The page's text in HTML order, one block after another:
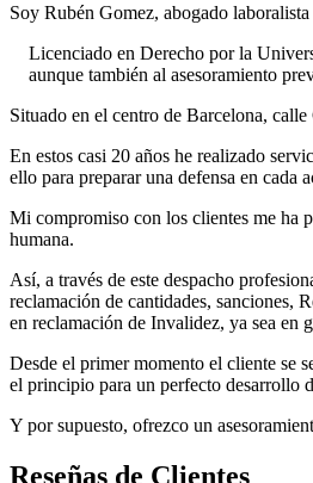
Soy Rubén Gomez, abogado
Licenciado en Derecho por la
aunque también al asesoramiento
Situado en el centro de Barcelona,
En estos casi 20 años he realizado
ello para preparar una defensa en cada
Mi compromiso con los clientes me ha
humana.
Así, a través de este despacho
reclamación de cantidades, sanciones,
en reclamación de Invalidez, ya sea en
Desde el primer momento el cliente se
el principio para un perfecto desarrollo
Y por supuesto, ofrezco un
Reseñas de Clientes